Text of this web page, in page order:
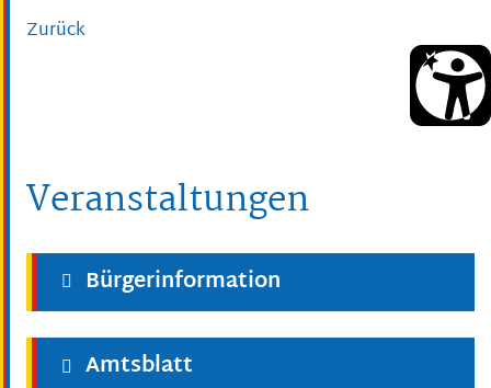
Zurück
Veranstaltungen
Bürgerinformation
Amtsblatt